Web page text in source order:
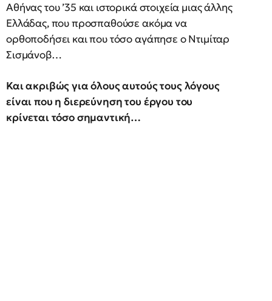
Αθήνας του ’35 και ιστορικά στοιχεία μιας άλλης
Ελλάδας, που προσπαθούσε ακόμα να
ορθοποδήσει και που τόσο αγάπησε ο Ντιμίταρ
Σισμάνοβ…
Και ακριβώς για όλους αυτούς τους λόγους
είναι που η διερεύνηση του έργου του
κρίνεται τόσο σημαντική…